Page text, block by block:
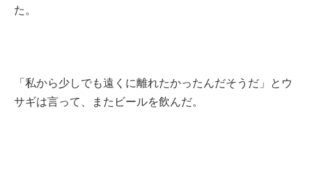
た。
「私から少しでも遠くに離れたかったんだそうだ」とウ
サギは言って、またビールを飲んだ。